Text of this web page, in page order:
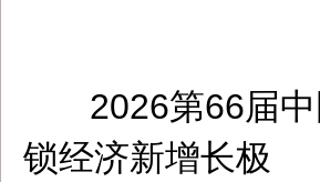
2026第66届
锁经济新增长极​